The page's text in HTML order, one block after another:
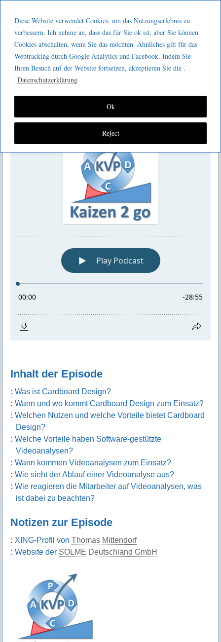
Diese Website verwendet Cookies, um das Nutzungserlebnis zu
verbessern. Ich nehme an, dass das für Sie ok ist, aber Sie können
Cookies abschalten, wenn Sie das möchten. Ähnliches gilt für das
Webtracking durch Google Analytics und Facebook. Indem Sie
Ihren Besuch auf der Website fortsetzen, akzeptieren Sie die .
Datenschutzerklärung
Reject
Ok
GeeMco :
Götz Müller
Consulting
Kaizen 2 go 030 : Cardboard Design
und Videoanalysen
Inhalt der Episode
Was ist Cardboard Design?
Wann und wo kommt Cardboard Design zum Einsatz?
Welchen Nutzen und welche Vorteile bietet Cardboard
Design?
Welche Vorteile haben Software-gestützte
Videoanalysen?
Wann kommen Videoanalysen zum Einsatz?
Wie sieht der Ablauf einer Videoanalyse aus?
Wie reagieren die Mitarbeiter auf Videoanalysen, was
ist dabei zu beachten?
Notizen zur Episode
XING-Profil von Thomas Mittendorf
Website der SOLME Deutschland GmbH